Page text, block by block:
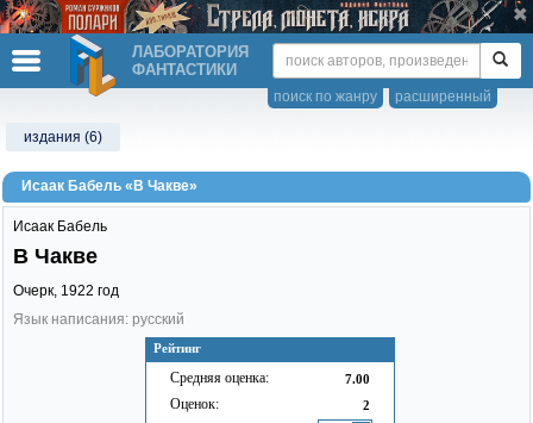
ЛАБОРАТОРИЯ
ФАНТАСТИКИ
расширенный
поиск по жанру
издания (6)
Исаак Бабель «В Чакве»
Рейтинг
Средняя оценка: 7.00
Оценок: 2
Исаак Бабель
В Чакве
Очерк, 1922 год
Язык написания: русский